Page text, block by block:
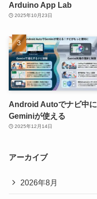
Arduino App Lab
2025年10月23日
Android Autoでナビ中に
Geminiが使える
2025年12月14日
アーカイブ
2026年8月